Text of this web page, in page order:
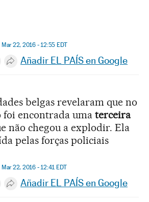
Mar 22, 2016 - 12:55 EDT
Whatsapp
en Facebook
en Twitter
Desplegar Redes Sociales
Añadir EL PAÍS en Google
belgas revelaram que no
encontrada uma terceira
não chegou a explodir. Ela
pelas forças policiais
Mar 22, 2016 - 12:41 EDT
Whatsapp
en Facebook
en Twitter
Desplegar Redes Sociales
Añadir EL PAÍS en Google